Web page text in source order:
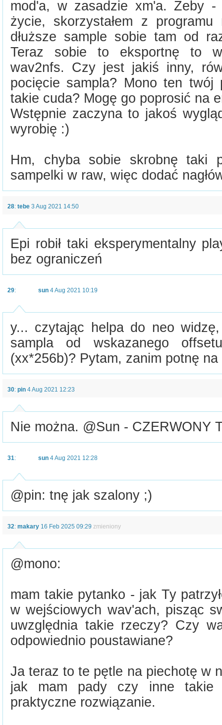
mod'a, w zasadzie xm'a. Żeby -
życie, skorzystałem z
dłuższe sample sobie tam od
Teraz sobie to eksportnę to
wav2nfs. Czy jest jakiś inny,
pocięcie sampla? Mono ten twój
takie cuda? Mogę go poprosić na
Wstępnie zaczyna to jakoś
wyrobię :)
Hm, chyba sobie skrobnę taki
sampelki w raw, więc dodać
28: tebe 3 Aug 2021 14:50
Epi robił taki eksperymentalny
bez ograniczeń
29: sun 4 Aug 2021 10:19
y... czytając helpa do neo
sampla od wskazanego
(xx*256b)? Pytam, zanim potnę na
30: pin 4 Aug 2021 12:23
Nie można. @Sun - CZERWONY
31: sun 4 Aug 2021 12:28
@pin: tnę jak szalony ;)
32: makary 16 Feb 2025 09:29 zmieniony
@mono:
mam takie pytanko - jak Ty
w wejściowych wav'ach, pisząc
uwzględnia takie rzeczy? Czy
odpowiednio poustawiane?
Ja teraz to te pętle na piechotę w
jak mam pady czy inne takie
praktyczne rozwiązanie.